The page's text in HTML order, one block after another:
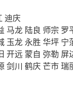
迪庆
马龙 陆良 师宗 罗
玉龙 永胜 华坪 宁
开远 蒙自 弥勒 屏
剑川 鹤庆 芒市瑞